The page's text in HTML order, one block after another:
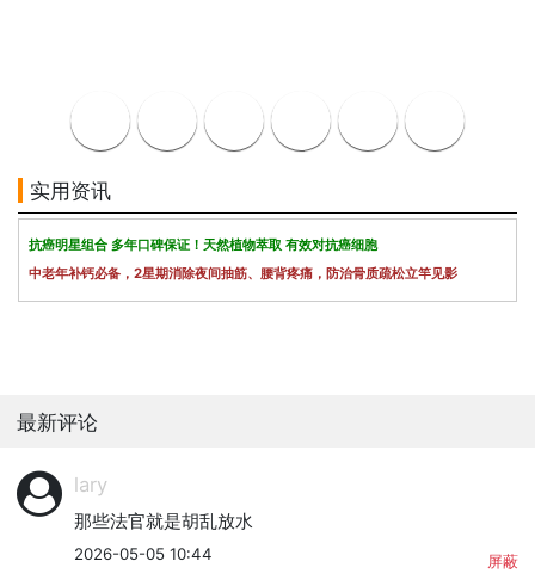
实用资讯
抗癌明星组合 多年口碑保证！天然植物萃取 有效对抗癌细胞
中老年补钙必备，2星期消除夜间抽筋、腰背疼痛，防治骨质疏松立竿见影
最新评论
lary
那些法官就是胡乱放水
2026-05-05 10:44 屏蔽